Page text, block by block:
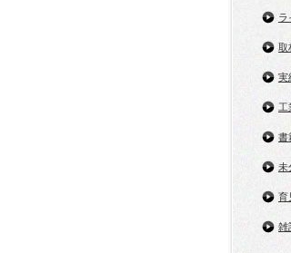
ラ
取
実
工
書
未
育
雑